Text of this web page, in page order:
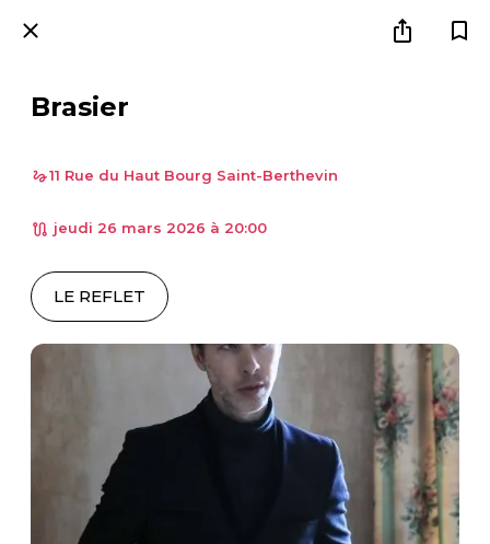
Brasier
11 Rue du Haut Bourg Saint-Berthevin
jeudi 26 mars 2026 à 20:00
LE REFLET